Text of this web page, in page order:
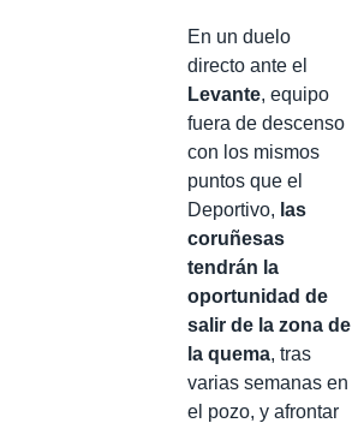
En un duelo
directo ante el
Levante, equipo
fuera de descenso
con los mismos
puntos que el
Deportivo, las
coruñesas
tendrán la
oportunidad de
salir de la zona de
la quema, tras
varias semanas en
el pozo, y afrontar